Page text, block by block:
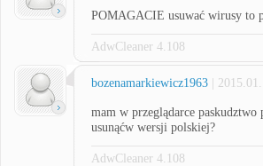
POMAGACIE usuwać wirusy to
AdwCleaner 4.108
bozenamarkiewicz1963 |
mam w przeglądarce
usunąćw wersji polskiej?
AdwCleaner 4.108